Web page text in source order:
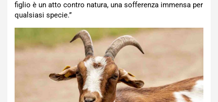
figlio è un atto contro natura, una sofferenza immensa per
qualsiasi specie.”